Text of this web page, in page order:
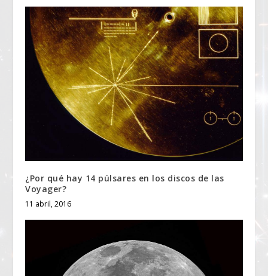
¿Por qué hay 14 púlsares en los discos de las
Voyager?
11 abril, 2016